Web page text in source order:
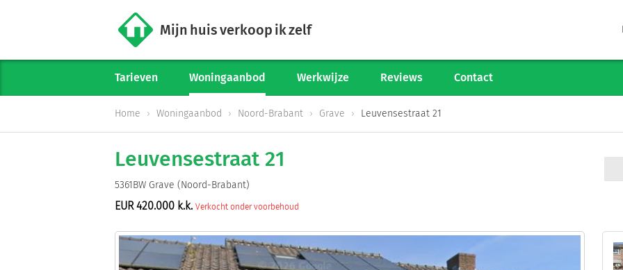
Woningaanbod
Werkwijze
Verkoop starten
Mijn huis verkoop ik zelf
Tarieven Woningaanbod Werkwijze Reviews Contact
Home Woningaanbod Noord-Brabant Grave Leuvensestraat 21
Leuvensestraat 21
5361BW Grave (Noord-Brabant)
EUR 420.000 k.k. Verkocht onder voorbehoud